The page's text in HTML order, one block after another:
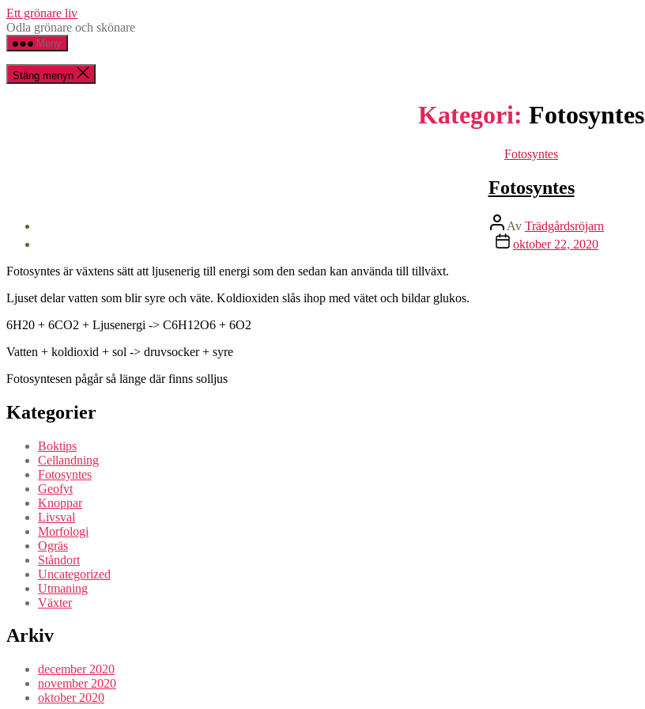
Hoppa
till
innehåll
Ett grönare liv
Odla grönare och skönare
Meny
Stäng menyn
Kategori: Fotosyntes
Kategorier
Fotosyntes
Fotosyntes
Inläggsförfattare
Av Trädgårdsröjarn
Inläggsdatum
oktober 22, 2020
Fotosyntes är växtens sätt att ljusenerig till energi som den sedan kan använda till tillväxt.
Ljuset delar vatten som blir syre och väte. Koldioxiden slås ihop med vätet och bildar glukos.
6H20 + 6CO2 + Ljusenergi -> C6H12O6 + 6O2
Vatten + koldioxid + sol -> druvsocker + syre
Fotosyntesen pågår så länge där finns solljus
Kategorier
Boktips
Cellandning
Fotosyntes
Geofyt
Knoppar
Livsval
Morfologi
Ogräs
Ståndort
Uncategorized
Utmaning
Växter
Arkiv
december 2020
november 2020
oktober 2020